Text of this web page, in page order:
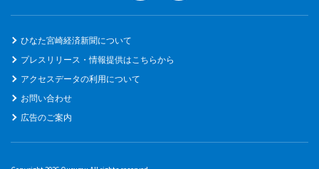
ひなた宮崎経済新聞について
プレスリリース・情報提供はこちらから
アクセスデータの利用について
お問い合わせ
広告のご案内